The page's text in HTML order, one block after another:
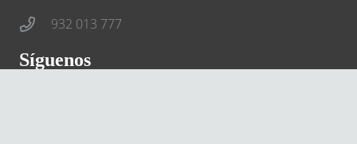
932 013 777
Síguenos